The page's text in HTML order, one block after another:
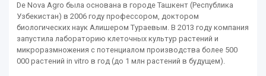
De Nova Agro была основана в городе Ташкент (Республика
Узбекистан) в 2006 году профессором, доктором
биологических наук Алишером Тураевым. В 2013 году компания
запустила лабораторию клеточных культур растений и
микроразмножения с потенциалом производства более 500
000 растений in vitro в год (до 1 млн растений в будущем).